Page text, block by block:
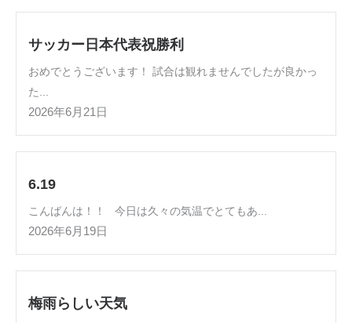
サッカー日本代表祝勝利
おめでとうございます！ 試合は観れませんでしたが良かっ
た...
2026年6月21日
6.19
こんばんは！！ 今日は久々の気温でとてもあ...
2026年6月19日
梅雨らしい天気